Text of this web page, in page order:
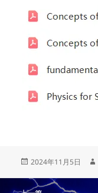
发
于
2024年11月5日